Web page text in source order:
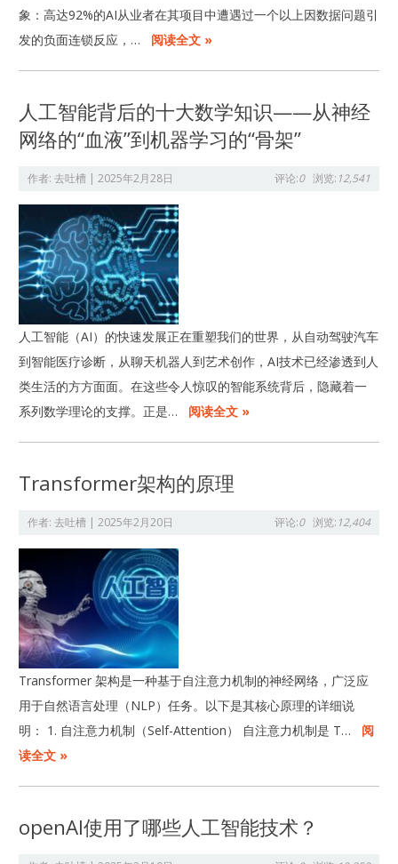
象：高达92%的AI从业者在其项目中遭遇过一个以上因数据问题引
发的负面连锁反应，…
阅读全文 »
‌人工智能背后的十大数学知识——从神经
网络的“血液”到机器学习的“骨架”
作者:去吐槽 |2025年2月28日 评论:0 浏览: 12,541
人工智能（AI）的快速发展正在重塑我们的世界，从自动驾驶汽车
到智能医疗诊断，从聊天机器人到艺术创作，AI技术已经渗透到人
类生活的方方面面。在这些令人惊叹的智能系统背后，隐藏着一
系列数学理论的支撑。正是…
阅读全文 »
Transformer架构的原理
作者:去吐槽 |2025年2月20日 评论:0 浏览: 12,404
Transformer 架构是一种基于自注意力机制的神经网络，广泛应
用于自然语言处理（NLP）任务。以下是其核心原理的详细说
明： 1. 自注意力机制（Self-Attention） 自注意力机制是 T…
阅
读全文 »
openAI使用了哪些人工智能技术？